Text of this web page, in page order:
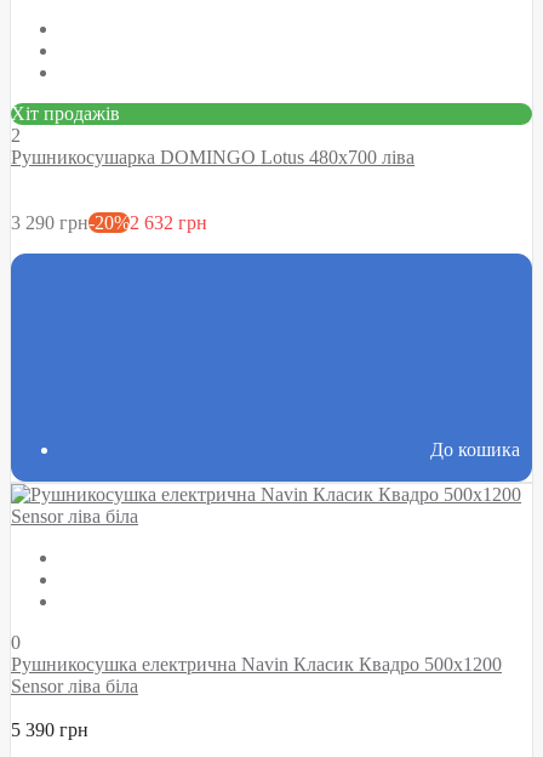
Хіт продажів
2
Рушникосушарка DOMINGO Lotus 480х700 ліва
3 290 грн-20%2 632 грн
До кошика
0
Рушникосушка електрична Navin Класик Квадро 500х1200
Sensor ліва біла
5 390 грн